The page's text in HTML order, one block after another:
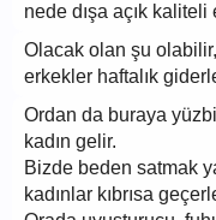
nede dışa açık kaliteli
Olacak olan şu
erkekler haftalık
Ordan da buraya
kadın gelir.
Bizde beden satmak
kadınlar kıbrısa